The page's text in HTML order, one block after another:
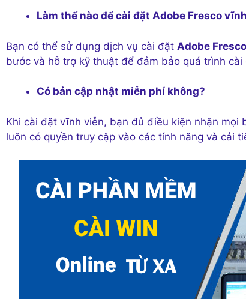
Làm thế nào để cài đặt Adobe Fresco
Bạn có thể sử dụng dịch vụ cài đặt Adobe Fresco
bước và hỗ trợ kỹ thuật để đảm bảo quá trình
Có bản cập nhật miễn phí không?
Khi cài đặt vĩnh viễn, bạn đủ điều kiện nhận mọi
luôn có quyền truy cập vào các tính năng và cải